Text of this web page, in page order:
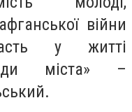
війни
у житті
міста» –